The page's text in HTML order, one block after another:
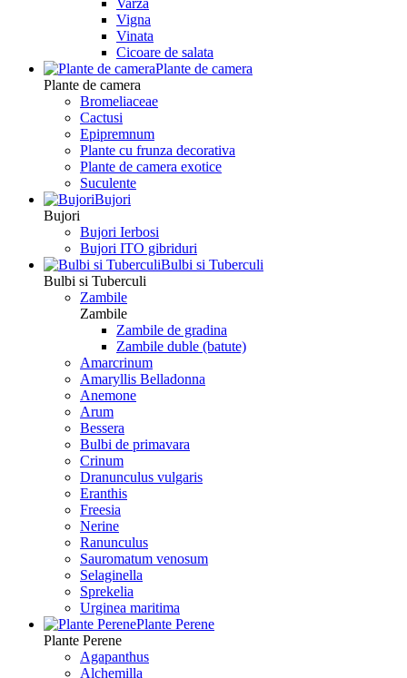
Varza
Vigna
Vinata
Сicoare de salata
Plante de camera
Plante de camera
Bromeliaceae
Cactusi
Epipremnum
Plante cu frunza decorativa
Plante de camera exotice
Suculente
Bujori
Bujori
Bujori Ierbosi
Bujori ITO gibriduri
Bulbi si Tuberculi
Bulbi si Tuberculi
Zambile
Zambile
Zambile de gradina
Zambile duble (batute)
Amarcrinum
Amaryllis Belladonna
Anemone
Arum
Bessera
Bulbi de primavara
Crinum
Dranunculus vulgaris
Eranthis
Freesiа
Nerine
Ranunculus
Sauromatum venosum
Selaginella
Sprekelia
Urginea maritima
Plante Perene
Plante Perene
Agapanthus
Alchemilla